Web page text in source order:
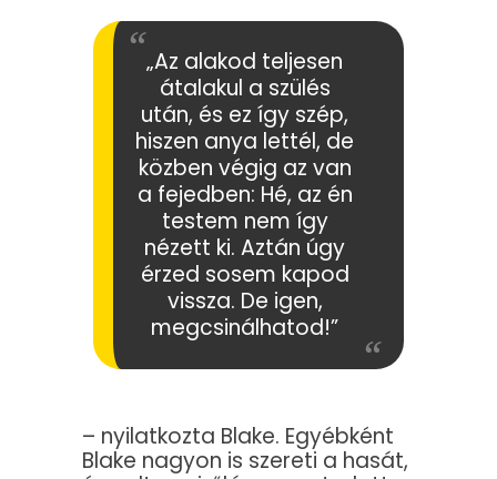
„Az alakod teljesen
átalakul a szülés
után, és ez így szép,
hiszen anya lettél, de
közben végig az van
a fejedben: Hé, az én
testem nem így
nézett ki. Aztán úgy
érzed sosem kapod
vissza. De igen,
megcsinálhatod!”
– nyilatkozta Blake. Egyébként
Blake nagyon is szereti a hasát,